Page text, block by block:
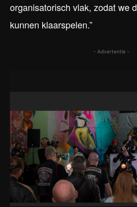
organisatorisch vlak, zodat we
kunnen klaarspelen.”
- Advertentie -